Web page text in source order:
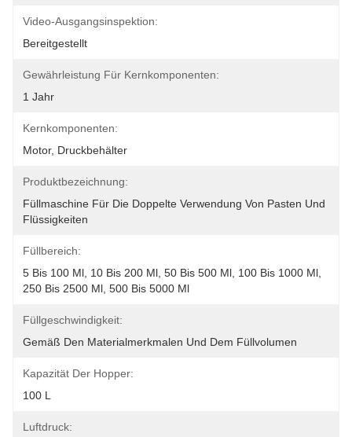
Video-Ausgangsinspektion:
Bereitgestellt
Gewährleistung Für Kernkomponenten:
1 Jahr
Kernkomponenten:
Motor, Druckbehälter
Produktbezeichnung:
Füllmaschine Für Die Doppelte Verwendung Von Pasten Und
Flüssigkeiten
Füllbereich:
5 Bis 100 Ml, 10 Bis 200 Ml, 50 Bis 500 Ml, 100 Bis 1000 Ml,
250 Bis 2500 Ml, 500 Bis 5000 Ml
Füllgeschwindigkeit:
Gemäß Den Materialmerkmalen Und Dem Füllvolumen
Kapazität Der Hopper:
100 L
Luftdruck: